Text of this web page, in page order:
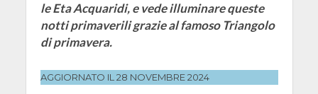
le Eta Acquaridi, e vede illuminare queste
notti primaverili grazie al famoso Triangolo
di primavera.
AGGIORNATO IL 28 NOVEMBRE 2024